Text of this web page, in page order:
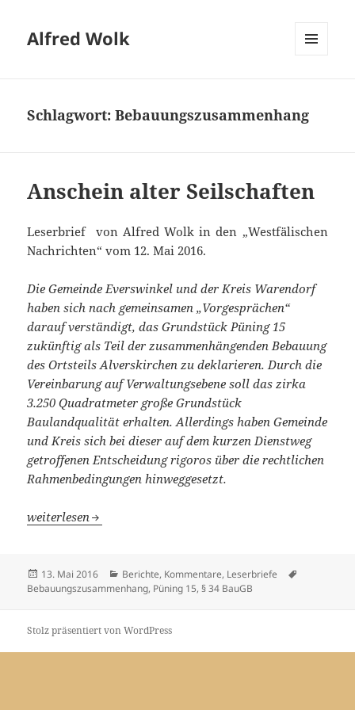
Alfred Wolk
Schlagwort:Bebauungszusammenhang
Anschein alter Seilschaften
Leserbrief von Alfred Wolk in den „Westfälischen
Nachrichten“ vom 12. Mai 2016.
Die Gemeinde Everswinkel und der Kreis Warendorf
haben sich nach gemeinsamen „Vorgesprächen“
darauf verständigt, das Grundstück Püning 15
zukünftig als Teil der zusammenhängenden Bebauung
des Ortsteils Alverskirchen zu deklarieren. Durch die
Vereinbarung auf Verwaltungsebene soll das zirka
3.250 Quadratmeter große Grundstück
Baulandqualität erhalten. Allerdings haben Gemeinde
und Kreis sich bei dieser auf dem kurzen Dienstweg
getroffenen Entscheidung rigoros über die rechtlichen
Rahmenbedingungen hinweggesetzt.
Anschein alter Seilschaften
weiterlesen
Veröffentlicht
am
13. Mai 2016 Kategorien
Berichte, Kommentare, Leserbriefe
Bebauungszusammenhang, Püning 15,§ 34 BauGB
Stolz präsentiert von WordPress